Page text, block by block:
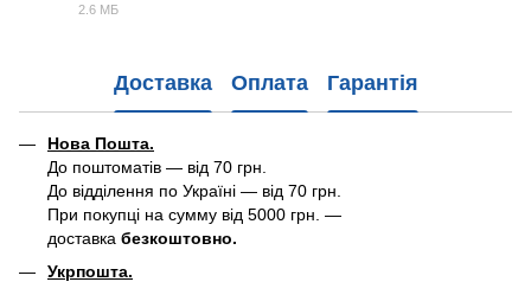
2.6 МБ
Доставка Оплата Гарантія
Нова Пошта.
До поштоматів — від 70 грн.
До відділення по Україні — від 70 грн.
При покупці на сумму від 5000 грн. —
доставка безкоштовно.
Укрпошта.